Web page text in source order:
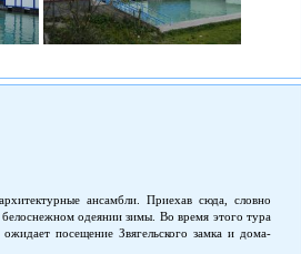
ансамбли. Приехав сюда, словно
одеянии зимы. Во время этого тура
посещение Звягельского замка и дома-